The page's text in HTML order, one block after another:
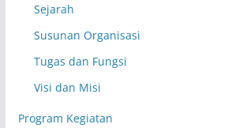
Sejarah
Susunan Organisasi
Tugas dan Fungsi
Visi dan Misi
Program Kegiatan